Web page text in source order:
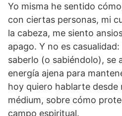
Yo misma he sentido
con ciertas personas, mi
la cabeza, me siento
apago. Y no es
saberlo (o sabiéndolo), se
energía ajena para
hoy quiero hablarte desde
médium, sobre cómo
campo espiritual.